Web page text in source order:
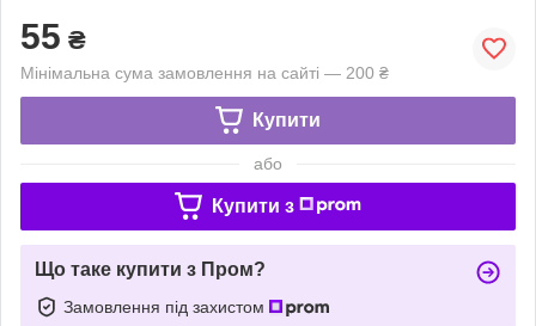
55 ₴
Мінімальна сума замовлення на сайті — 200 ₴
Купити
або
Купити з
Що таке купити з Пром?
Замовлення під захистом